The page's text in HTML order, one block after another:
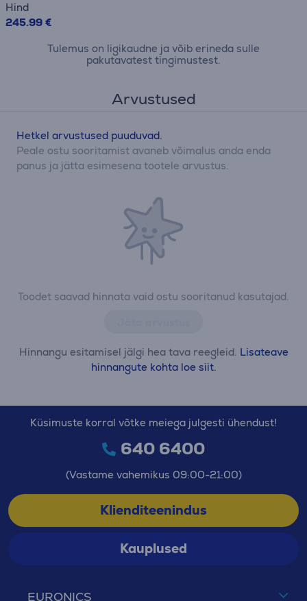
Hind
245.99 €
Tulemus on ligikaudne ja võib erineda sulle
pakutavatest tingimustest.
Arvustused
Toodet saavad hinnata vaid ostu sooritanud kasutajad.
Hinnangu esitamisel jälgi hea tava reegleid. Lisateave
hinnangute kohta loe siit.
Hetkel arvustused puuduvad.
Peale ostu sooritamist avaneb võimalus anda enda
panus ja jätta esimesena tootele arvustus.
EURONICS
Küsimuste korral võtke meiega julgesti ühendust!
640 6400
(Vastame vahemikus 09:00-21:00)
Klienditeenindus
Kauplused